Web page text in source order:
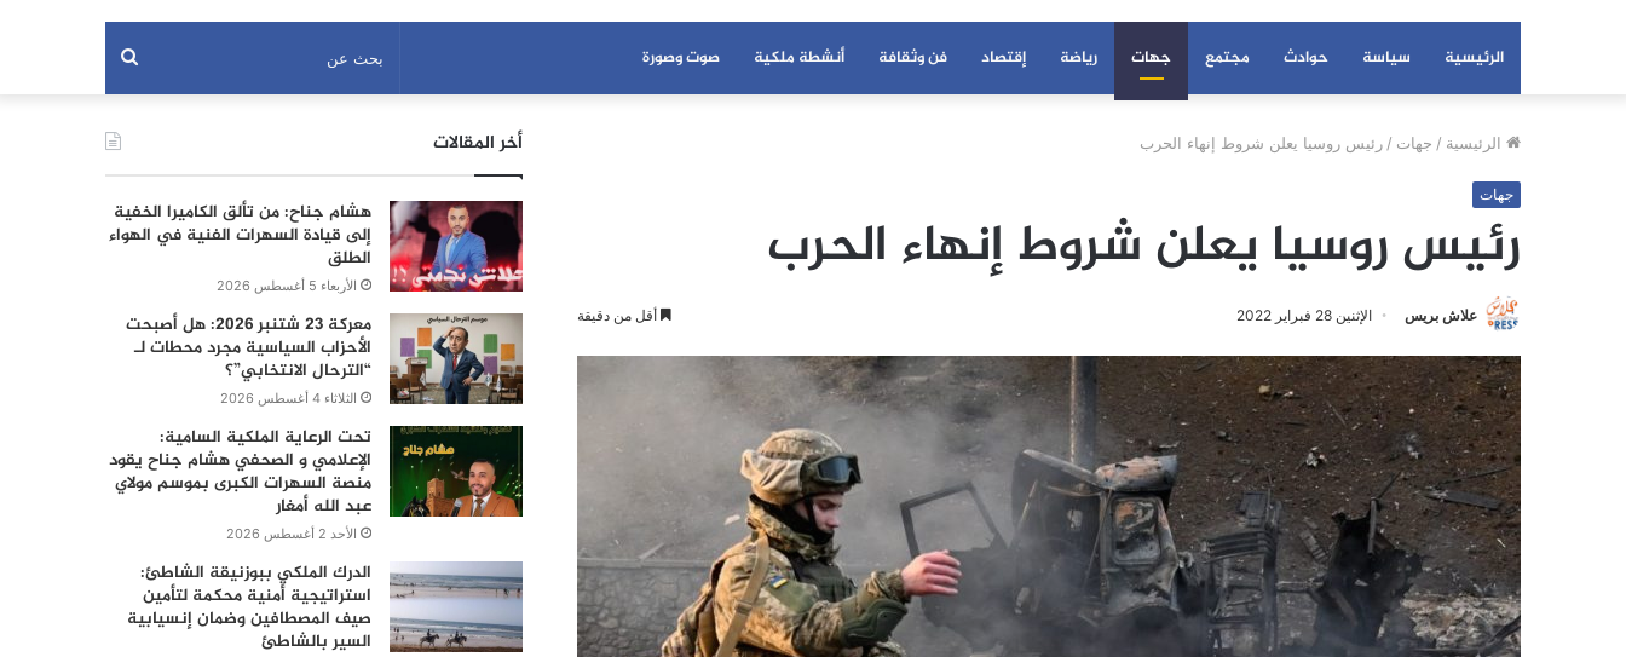
الرئيسية سياسة حوادث مجتمع جهات رياضة إقتصاد فن وثقافة أنشطة ملكية صوت وصورة بحث
عن
الرئيسية / جهات / رئيس روسيا يعلن شروط إنهاء الحرب
جهات
رئيس روسيا يعلن شروط إنهاء الحرب
علاش بريس الإثنين 28 فبراير 2022 أقل من دقيقة
أخر المقالات
هشام جناح: من تألق الكاميرا الخفية
إلى قيادة السهرات الفنية في الهواء
الطلق
الأربعاء 5 أغسطس 2026
معركة 23 شتنبر 2026: هل أصبحت
الأحزاب السياسية مجرد محطات لـ
“الترحال الانتخابي”؟
الثلاثاء 4 أغسطس 2026
تحت الرعاية الملكية السامية:
الإعلامي و الصحفي هشام جناح يقود
منصة السهرات الكبرى بموسم مولاي
عبد الله أمغار
الأحد 2 أغسطس 2026
الدرك الملكي ببوزنيقة الشاطئ:
استراتيجية أمنية محكمة لتأمين
صيف المصطافين وضمان إنسيابية
السير بالشاطئ